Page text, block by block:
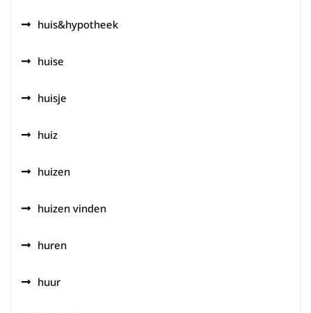
huis&hypotheek
huise
huisje
huiz
huizen
huizen vinden
huren
huur